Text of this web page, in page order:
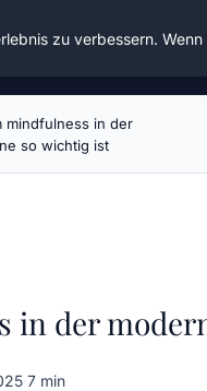
mindfulness in der
so wichtig ist
in der
·7 min
zu verbessern.